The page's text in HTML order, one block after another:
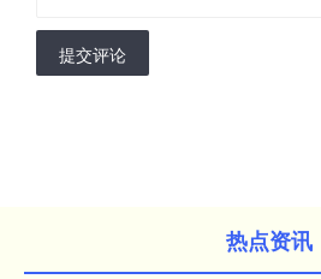
提交评论
热点资讯